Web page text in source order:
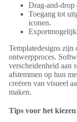
Drag-and-drop
Toegang tot
iconen.
Templatedesigns
ontwerpproces.
verscheidenheid aan
afstemmen op hun
creëren van visueel
maken.
Tips voor het